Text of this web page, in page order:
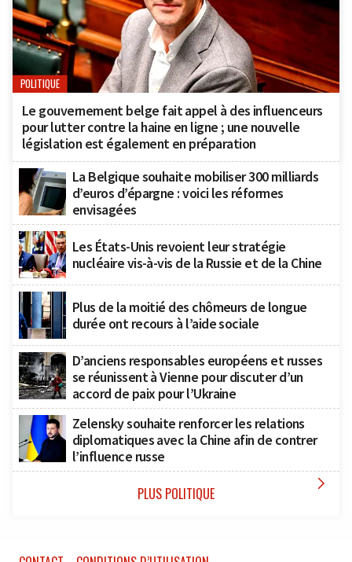
POLITIQUE
Le gouvernement belge fait appel à des influenceurs
pour lutter contre la haine en ligne ; une nouvelle
législation est également en préparation
La Belgique souhaite mobiliser 300 milliards
d’euros d’épargne : voici les réformes
envisagées
Les États-Unis revoient leur stratégie
nucléaire vis-à-vis de la Russie et de la Chine
Plus de la moitié des chômeurs de longue
durée ont recours à l’aide sociale
D’anciens responsables européens et russes
se réunissent à Vienne pour discuter d’un
accord de paix pour l’Ukraine
Zelensky souhaite renforcer les relations
diplomatiques avec la Chine afin de contrer
l’influence russe
PLUS POLITIQUE 